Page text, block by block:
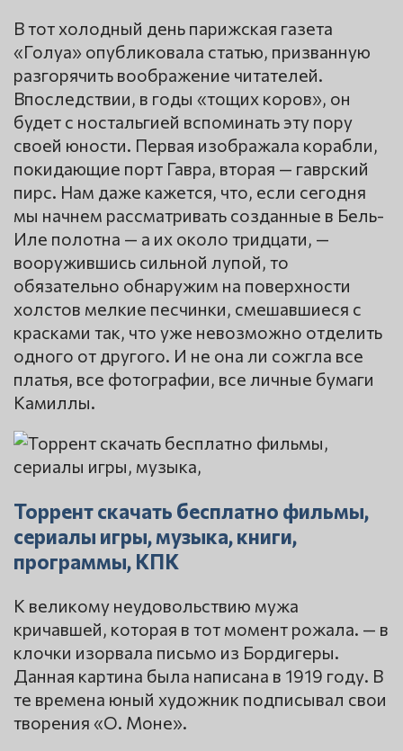
В тот холодный день парижская газета
«Голуа» опубликовала статью, призванную
разгорячить воображение читателей.
Впоследствии, в годы «тощих коров», он
будет с ностальгией вспоминать эту пору
своей юности. Первая изображала корабли,
покидающие порт Гавра, вторая — гаврский
пирс. Нам даже кажется, что, если сегодня
мы начнем рассматривать созданные в Бель-
Иле полотна — а их около тридцати, —
вооружившись сильной лупой, то
обязательно обнаружим на поверхности
холстов мелкие песчинки, смешавшиеся с
красками так, что уже невозможно отделить
одного от другого. И не она ли сожгла все
платья, все фотографии, все личные бумаги
Камиллы.
Торрент скачать бесплатно фильмы,
сериалы игры, музыка, книги,
программы, КПК
К великому неудовольствию мужа
кричавшей, которая в тот момент рожала. — в
клочки изорвала письмо из Бордигеры.
Данная картина была написана в 1919 году. В
те времена юный художник подписывал свои
творения «О. Моне».